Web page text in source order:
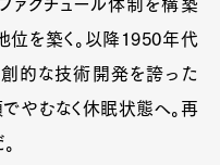
ァクチュール体制を構築
位を築く。以降1950年代
創的な技術開発を誇った
やむなく休眠状態へ。再